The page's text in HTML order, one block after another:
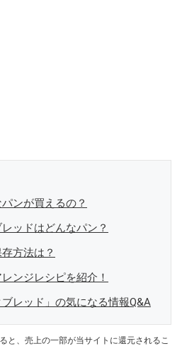
ンが買えるの？
ッドはどんなパン？
方法は？
ンジレシピを紹介！
レッド」の気になる情報Q&A
と、売上の一部が当サイトに還元されるこ